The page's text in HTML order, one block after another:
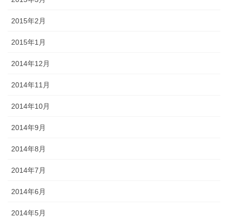
2015年2月
2015年1月
2014年12月
2014年11月
2014年10月
2014年9月
2014年8月
2014年7月
2014年6月
2014年5月